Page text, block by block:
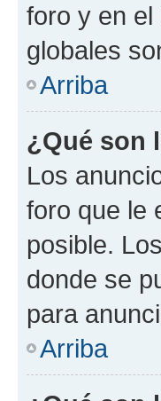
foro y en
globales
Arriba
¿Qué son
Los
foro que le
posible.
donde se
para
Arriba